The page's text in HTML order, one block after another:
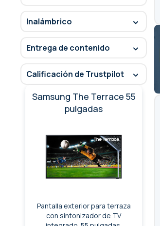
Inalámbrico
Entrega de contenido
Calificación de Trustpilot
Samsung The Terrace 55
pulgadas
Pantalla exterior para terraza
con sintonizador de TV